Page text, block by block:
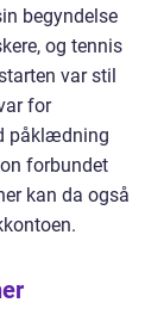
begyndelse
og tennis
var stil
for
påklædning
forbundet
kan da også